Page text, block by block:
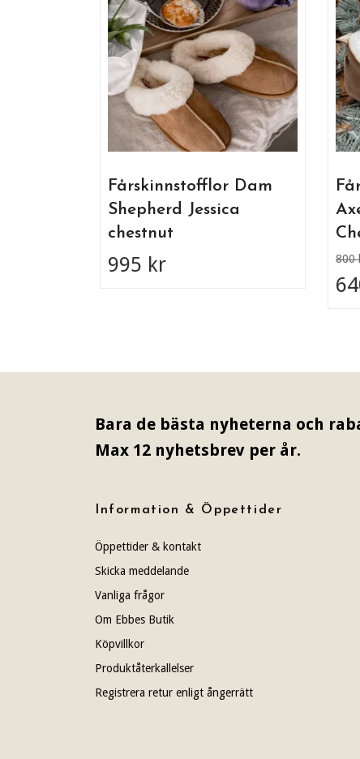
Fårskinnstofflor Dam
Shepherd Jessica
chestnut
995 kr 800
Bara de bästa nyheterna och
Max 12 nyhetsbrev per år.
Information & Öppettider
Öppettider & kontakt
Skicka meddelande
Vanliga frågor
Om Ebbes Butik
Köpvillkor
Produktåterkallelser
Registrera retur enligt ångerrätt